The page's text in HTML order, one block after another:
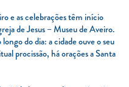
e as celebrações têm início
de Jesus – Museu de Aveiro.
do dia: a cidade ouve o seu
procissão, há orações a Santa